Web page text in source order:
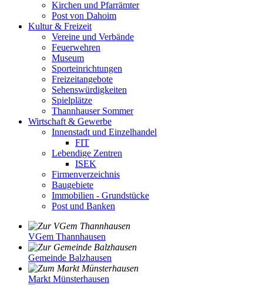
Kirchen und Pfarrämter
Post von Dahoim
Kultur & Freizeit
Vereine und Verbände
Feuerwehren
Museum
Sporteinrichtungen
Freizeitangebote
Sehenswürdigkeiten
Spielplätze
Thannhauser Sommer
Wirtschaft & Gewerbe
Innenstadt und Einzelhandel
FIT
Lebendige Zentren
ISEK
Firmenverzeichnis
Baugebiete
Immobilien - Grundstücke
Post und Banken
VGem Thannhausen
Gemeinde Balzhausen
Markt Münsterhausen